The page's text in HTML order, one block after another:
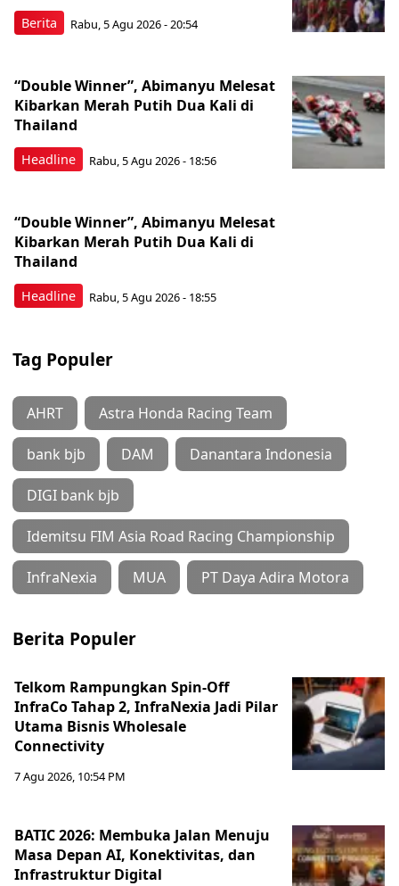
Berita Rabu, 5 Agu 2026 - 20:54
Headline
“Double Winner”, Abimanyu Melesat
Kibarkan Merah Putih Dua Kali di
Thailand
Rabu, 5 Agu 2026 - 18:56
Headline
“Double Winner”, Abimanyu Melesat
Kibarkan Merah Putih Dua Kali di
Thailand
Rabu, 5 Agu 2026 - 18:55
Tag Populer
AHRT Astra Honda Racing Team
bank bjb DAM Danantara Indonesia
DIGI bank bjb
Idemitsu FIM Asia Road Racing Championship
InfraNexia MUA PT Daya Adira Motora
Berita Populer
Telkom Rampungkan Spin-Off
InfraCo Tahap 2, InfraNexia Jadi Pilar
Utama Bisnis Wholesale
Connectivity
7 Agu 2026, 10:54 PM
BATIC 2026: Membuka Jalan Menuju
Masa Depan AI, Konektivitas, dan
Infrastruktur Digital